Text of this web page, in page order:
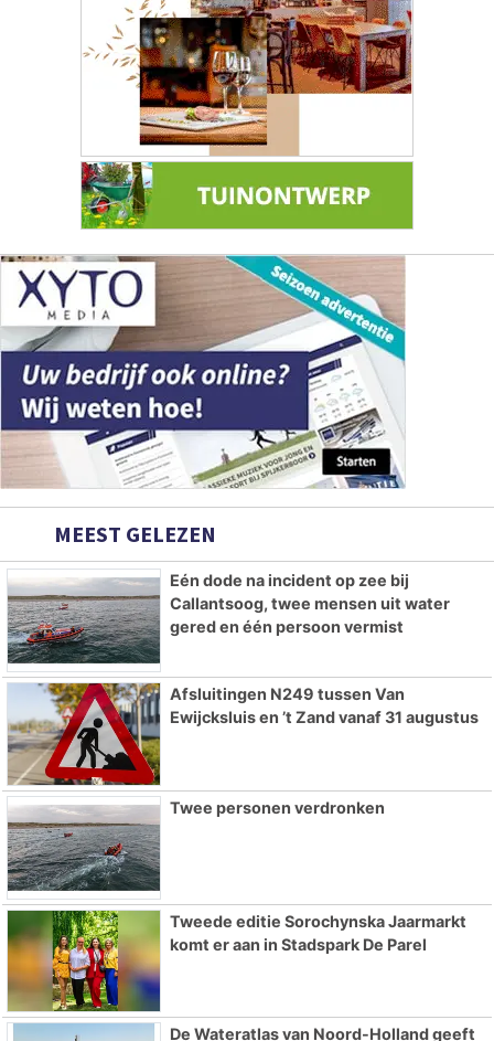
MEEST GELEZEN
Eén dode na incident op zee bij
Callantsoog, twee mensen uit water
gered en één persoon vermist
Afsluitingen N249 tussen Van
Ewijcksluis en ’t Zand vanaf 31 augustus
Twee personen verdronken
Tweede editie Sorochynska Jaarmarkt
komt er aan in Stadspark De Parel
De Wateratlas van Noord-Holland geeft